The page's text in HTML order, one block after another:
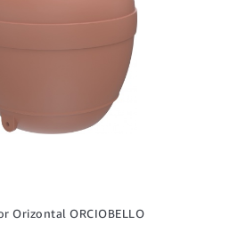
Orizontal ORCIOBELLO